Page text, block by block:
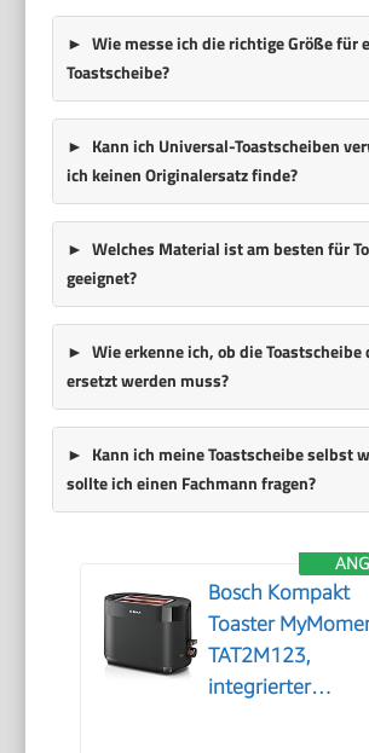
Wie messe ich die richtige Größe für
Toastscheibe?
Kann ich Universal-Toastscheiben
ich keinen Originalersatz finde?
Welches Material ist am besten für
geeignet?
Wie erkenne ich, ob die
ersetzt werden muss?
Kann ich meine Toastscheibe selbst
sollte ich einen Fachmann fragen?
Bosch Kompakt
Toaster
TAT2M123,
integrierter